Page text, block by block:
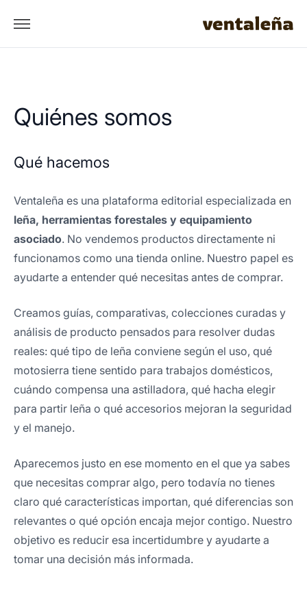
Quiénes somos
Qué hacemos
Ventaleña es una plataforma editorial especializada en
leña, herramientas forestales y equipamiento
asociado. No vendemos productos directamente ni
funcionamos como una tienda online. Nuestro papel es
ayudarte a entender qué necesitas antes de comprar.
Creamos guías, comparativas, colecciones curadas y
análisis de producto pensados para resolver dudas
reales: qué tipo de leña conviene según el uso, qué
motosierra tiene sentido para trabajos domésticos,
cuándo compensa una astilladora, qué hacha elegir
para partir leña o qué accesorios mejoran la seguridad
y el manejo.
Aparecemos justo en ese momento en el que ya sabes
que necesitas comprar algo, pero todavía no tienes
claro qué características importan, qué diferencias son
relevantes o qué opción encaja mejor contigo. Nuestro
objetivo es reducir esa incertidumbre y ayudarte a
tomar una decisión más informada.